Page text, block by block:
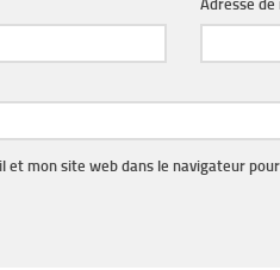
Adresse
et mon site web dans le navigateur